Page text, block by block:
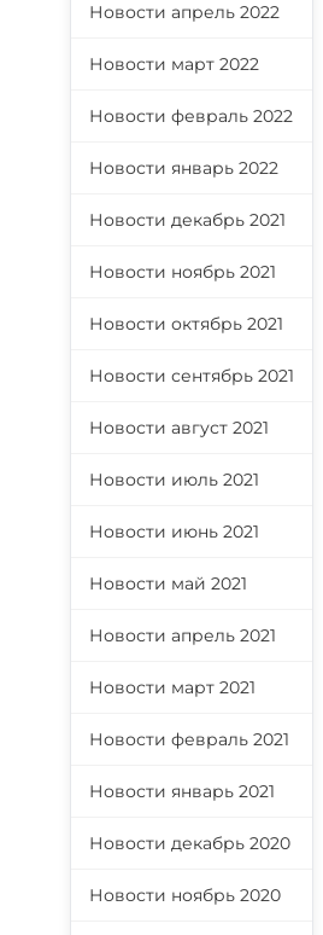
Новости апрель 2022
Новости март 2022
Новости февраль 2022
Новости январь 2022
Новости декабрь 2021
Новости ноябрь 2021
Новости октябрь 2021
Новости сентябрь 2021
Новости август 2021
Новости июль 2021
Новости июнь 2021
Новости май 2021
Новости апрель 2021
Новости март 2021
Новости февраль 2021
Новости январь 2021
Новости декабрь 2020
Новости ноябрь 2020